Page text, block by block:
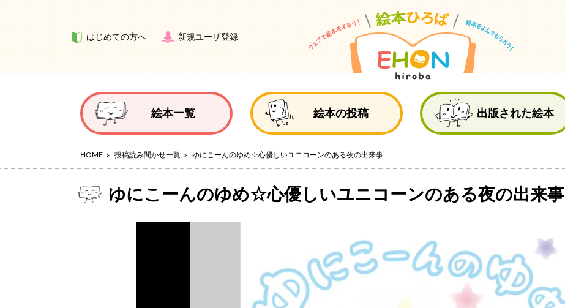
はじめての方へ 新規ユーザ登録
絵本一覧 絵本の投稿 出版された絵本
HOME 投稿読み聞かせ一覧 ゆにこーんのゆめ☆心優しいユニコーンのある夜の出来事
ゆにこーんのゆめ☆心優しいユニコーンのある夜の出来事